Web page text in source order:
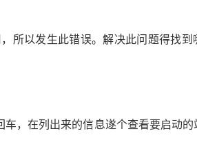
所以发生此错误。解决此问题得找到
，在列出来的信息遂个查看要启动的